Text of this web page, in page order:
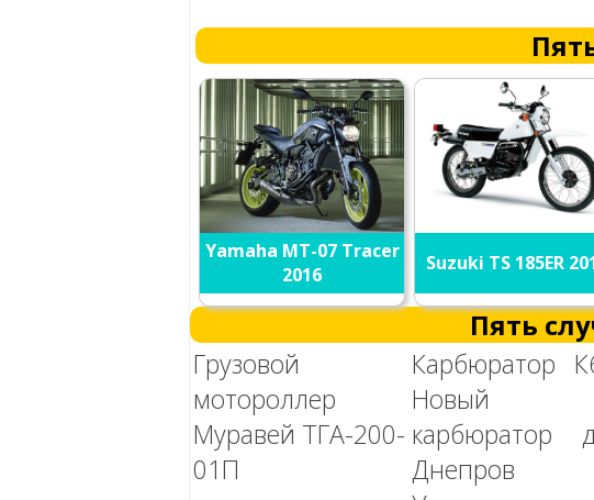
Yamaha MT-07 Tracer
2016
Suzuki TS 185ER
Пять
Грузовой
мотороллер
Муравей ТГА-200-
01П
Карбюратор
Новый
карбюратор
Днепров